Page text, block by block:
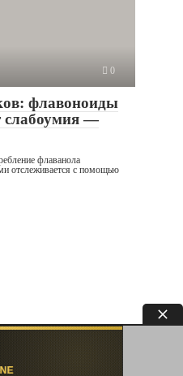
0
флавоноиды
слабоумия —
флаванола
отслеживается с помощью